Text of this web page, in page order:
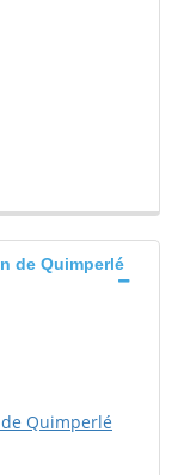
de Quimperlé
Quimperlé